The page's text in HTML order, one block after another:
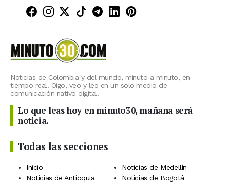
Minuto30 en Facebook
Minuto30 en Instagram
Minuto30 en X (Twitter)
Minuto30 en TikTok
Canal de Minuto30 en
Minuto30 en LinkedIn
Minuto30 en
Noticias de Colombia y del mundo, minuto a minuto, en
tiempo real. Oigo, veo y leo en un solo medio de
comunicación nativo digital.
Lo que leas hoy en minuto30, mañana será
noticia.
Todas las secciones
Inicio
Noticias de Medellín
Noticias de Antioquia
Noticias de Bogotá